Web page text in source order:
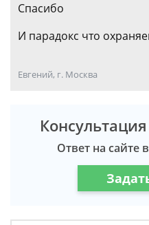
Спасибо
И парадокс что
Евгений, г. Москва
Ответ на сайте